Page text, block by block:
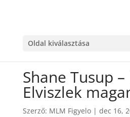
Oldal kiválasztása
Shane Tusup –
Elviszlek
Szerző: MLM Figyelo| dec 16,